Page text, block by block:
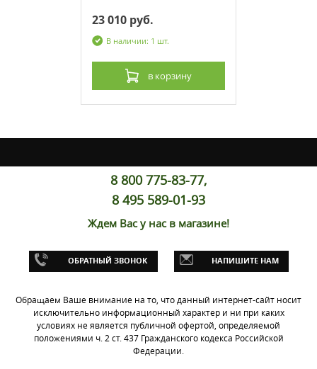
23 010 руб.
В наличии: 1 шт.
в корзину
03 (B)
8 800 775-83-77,
8 495 589-01-93
Ждем Вас у нас в магазине!
ОБРАТНЫЙ ЗВОНОК НАПИШИТЕ НАМ
Обращаем Ваше внимание на то, что данный интернет-сайт носит
исключительно информационный характер и ни при каких
условиях не является публичной офертой, определяемой
положениями ч. 2 ст. 437 Гражданского кодекса Российской
Федерации.